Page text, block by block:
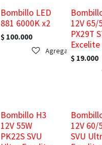
Bombillo LED
881 6000K x2
$ 100.000
Agregar a la lista
12V 65/
PX29T
Excelite
$ 19.000
Bombillo H3
12V 55W
PK22S SVU
12V 60/
SVU